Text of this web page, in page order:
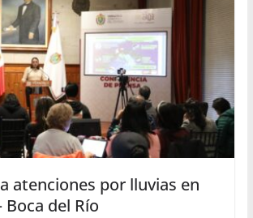
atenciones por lluvias en
Boca del Río